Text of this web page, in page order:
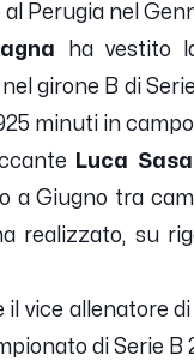
Perugia nel
ha vestito
girone B di
minuti in
Luca
a Giugno tra
realizzato, su
il vice allenatore
di Serie